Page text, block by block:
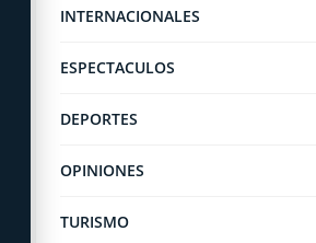
INTERNACIONALES
ESPECTACULOS
DEPORTES
OPINIONES
TURISMO